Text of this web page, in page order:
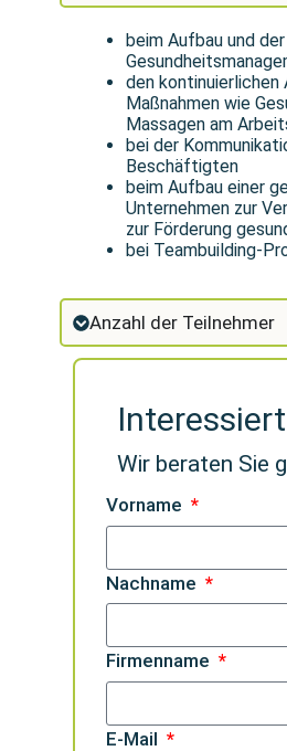
beim Aufbau und
den
Maßnahmen wie
Massagen am
bei der
Beschäftigten
beim Aufbau einer
Unternehmen zur
zur Förderung
bei Teambuilding-
Anzahl der Teilnehmer
Wir beraten Sie
Vorname
Nachname
Firmenname
E-Mail